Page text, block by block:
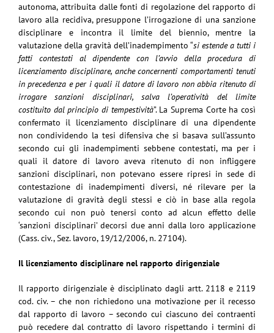
autonoma, attribuita dalle fonti di regolazione del rapporto di
lavoro alla recidiva, presuppone l’irrogazione di una sanzione
disciplinare e incontra il limite del biennio, mentre la
valutazione della gravità dell’inadempimento “si estende a tutti i
fatti contestati al dipendente con l’avvio della procedura di
licenziamento disciplinare, anche concernenti comportamenti tenuti
in precedenza e per i quali il datore di lavoro non abbia ritenuto di
irrogare sanzioni disciplinari, salva l’operatività del limite
costituito dal principio di tempestività”. La Suprema Corte ha così
confermato il licenziamento disciplinare di una dipendente
non condividendo la tesi difensiva che si basava sull’assunto
secondo cui gli inadempimenti sebbene contestati, ma per i
quali il datore di lavoro aveva ritenuto di non infliggere
sanzioni disciplinari, non potevano essere ripresi in sede di
contestazione di inadempimenti diversi, né rilevare per la
valutazione di gravità degli stessi e ciò in base alla regola
secondo cui non può tenersi conto ad alcun effetto delle
‘sanzioni disciplinari’ decorsi due anni dalla loro applicazione
(Cass. civ., Sez. lavoro, 19/12/2006, n. 27104).
Il licenziamento disciplinare nel rapporto dirigenziale
Il rapporto dirigenziale è disciplinato dagli artt. 2118 e 2119
cod. civ. – che non richiedono una motivazione per il recesso
dal rapporto di lavoro – secondo cui ciascuno dei contraenti
può recedere dal contratto di lavoro rispettando i termini di